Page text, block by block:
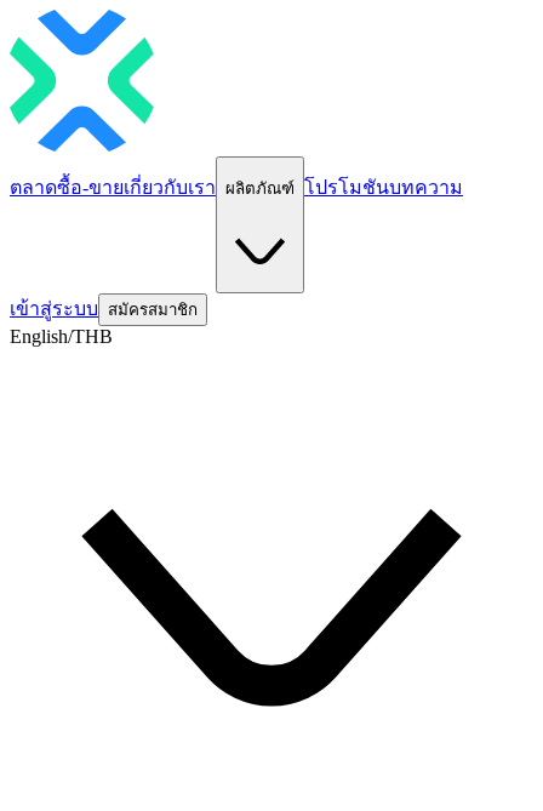
ตลาดซื้อ-ขายเกี่ยวกับเรา ผลิตภัณฑ์ โปรโมชันบทความ
เข้าสู่ระบบ สมัครสมาชิก
English/THB